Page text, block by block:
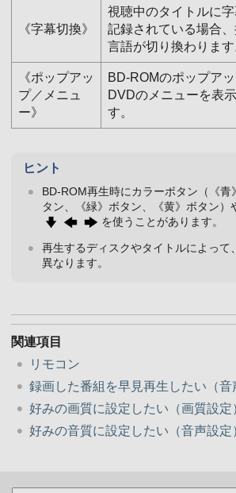
《字幕切換》
視聴中のタイトルに
記録されている場合
言語が切り換わります
《ポップアッ
プ／メニュ
ー》
BD-ROMのポップア
DVDのメニューを表
す。
ヒント
BD-ROM再生時にカラーボタン（《青
タン、《緑》ボタン、《黄》ボタン）
を使うことがあります。
再生するディスクやタイトルによって
異なります。
関連項目
リモコン
録画した番組を早見再生したい（音
好みの画質に設定したい（画質設定
好みの音質に設定したい（音声設定